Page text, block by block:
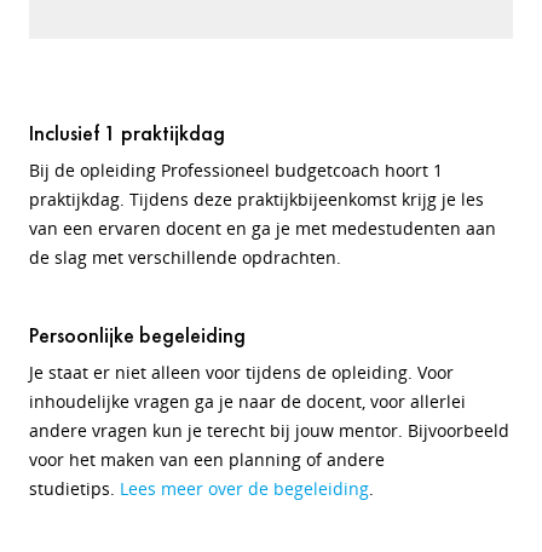
Inclusief 1 praktijkdag
Bij de opleiding Professioneel budgetcoach hoort 1
praktijkdag. Tijdens deze praktijkbijeenkomst krijg je les
van een ervaren docent en ga je met medestudenten aan
de slag met verschillende opdrachten.
Persoonlijke begeleiding
Je staat er niet alleen voor tijdens de opleiding. Voor
inhoudelijke vragen ga je naar de docent, voor allerlei
andere vragen kun je terecht bij jouw mentor. Bijvoorbeeld
voor het maken van een planning of andere
studietips. Lees meer over de begeleiding.